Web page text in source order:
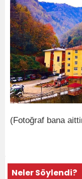
(Fotoğraf bana
Neler Söylendi?